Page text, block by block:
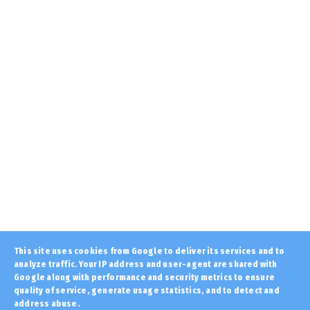
KOINONIA
Marfin: Η 46χρονη πήρε προθεσμία για να
απολογηθεί την Τρίτη...
August 07, 2026
This site uses cookies from Google to deliver its services and to
analyze traffic. Your IP address and user-agent are shared with
Google along with performance and security metrics to ensure
quality of service, generate usage statistics, and to detect and
address abuse.